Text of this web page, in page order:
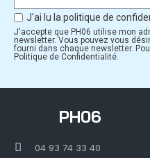
J'ai lu la politique de
J'accepte que PH06 utilise mon
newsletter. Vous pouvez vous
fourni dans chaque newsletter.
Politique de Confidentialité.
PH06
04 93 74 33 40